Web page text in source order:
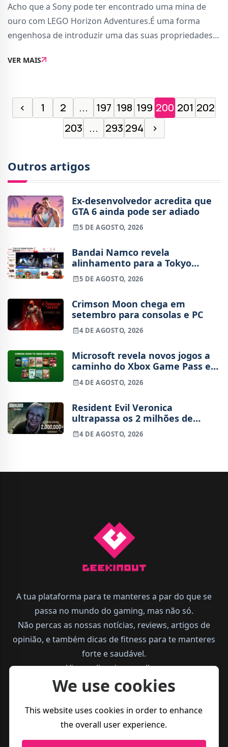
Acho que a Sony pode ter encontrado uma mina de
ouro com LEGO Horizon Adventures.É uma forma
engenhosa de introduzir uma das suas propriedades
Switch, sem propriamente comprometer a
VER MAIS
‹ 1 2 ... 197 198 199 200 201 202
203 ... 293 294 ›
Outros artigos
Ex-desenvolvedor acredita que
GTA 6 ainda pode ser adiado
5 DE AGOSTO, 2026
Bandai Namco revela
alinhamento para a Tokyo
Game Show 2026
5 DE AGOSTO, 2026
Crimson Moon chega em
setembro para consolas e PC
4 DE AGOSTO, 2026
Microsoft revela novos jogos a
caminho do Xbox Game Pass em
agosto
4 DE AGOSTO, 2026
Resident Evil Veronica
ultrapassa os 2 milhões de
wishlists
4 DE AGOSTO, 2026
A tua plataforma para te manteres a par do que se
passa no mundo do gaming, mas não só.
Não percas as nossas notícias, reviews, artigos de
opinião, e também dicas de fitness para te manteres
forte e saudável.
Vive melhor, joga melhor.
We use cookies
This website uses cookies in order to enhance
the overall user experience.